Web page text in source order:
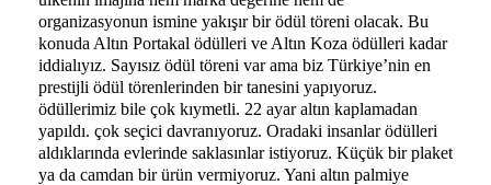
organizasyonun ismine yakışır bir ödül töreni olacak. Bu
konuda Altın Portakal ödülleri ve Altın Koza ödülleri kadar
iddialıyız. Sayısız ödül töreni var ama biz Türkiye’nin en
prestijli ödül törenlerinden bir tanesini yapıyoruz.
ödüllerimiz bile çok kıymetli. 22 ayar altın kaplamadan
yapıldı. çok seçici davranıyoruz. Oradaki insanlar ödülleri
aldıklarında evlerinde saklasınlar istiyoruz. Küçük bir plaket
ya da camdan bir ürün vermiyoruz. Yani altın palmiye